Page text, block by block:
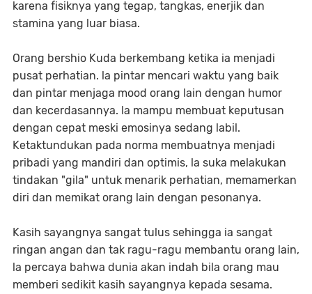
karena fisiknya yang tegap, tangkas, enerjik dan
stamina yang luar biasa.
Orang bershio Kuda berkembang ketika ia menjadi
pusat perhatian. la pintar mencari waktu yang baik
dan pintar menjaga mood orang lain dengan humor
dan kecerdasannya. la mampu membuat keputusan
dengan cepat meski emosinya sedang labil.
Ketaktundukan pada norma membuatnya menjadi
pribadi yang mandiri dan optimis, la suka melakukan
tindakan "gila" untuk menarik perhatian, memamerkan
diri dan memikat orang lain dengan pesonanya.
Kasih sayangnya sangat tulus sehingga ia sangat
ringan angan dan tak ragu-ragu membantu orang lain,
la percaya bahwa dunia akan indah bila orang mau
memberi sedikit kasih sayangnya kepada sesama.